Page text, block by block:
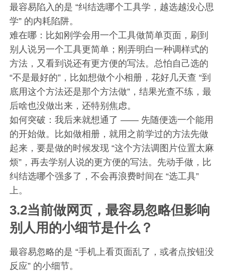
最容易陷入的是 “纠结选哪个工具学，越选越没心思
学” 的内耗陷阱。
难在哪：比如刚学会用一个工具做简单页面，刷到
别人说另一个工具更简单；刚弄明白一种调样式的
方法，又看到说还有更方便的写法。总怕自己选的
“不是最好的”，比如想做个小相册，花好几天查 “到
底用这个方法还是那个方法做”，结果光查不练，最
后啥也没做出来，还特别焦虑。
如何突破：我后来就想通了 —— 先随便选一个能用
的开始做。比如做相册，就用之前学过的方法先做
起来，要是做的时候发现 “这个方法调图片位置太麻
烦”，再去学别人说的更方便的写法。先动手做，比
纠结选哪个强多了，不会再浪费时间在 “选工具”
上。
3.2当前做网页，最容易忽略但影响
别人用的小细节是什么？
最容易忽略的是 “手机上看页面乱了，或者点按钮没
反应” 的小细节。